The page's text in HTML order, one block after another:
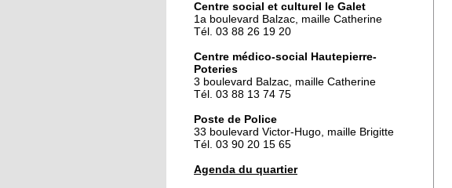
La fièvre du flamenco
s'empare du Galet
24 septembre 2014
Hautepierre prépare le
24 septembre 2014
Le pôle de services se fait
Centre social et culturel le Galet
1a boulevard Balzac, maille Catherine
Tél. 03 88 26 19 20
Centre médico-social Hautepierre-
Poteries
3 boulevard Balzac, maille Catherine
Tél. 03 88 13 74 75
Poste de Police
33 boulevard Victor-Hugo, maille Brigitte
Tél. 03 90 20 15 65
Agenda du quartier